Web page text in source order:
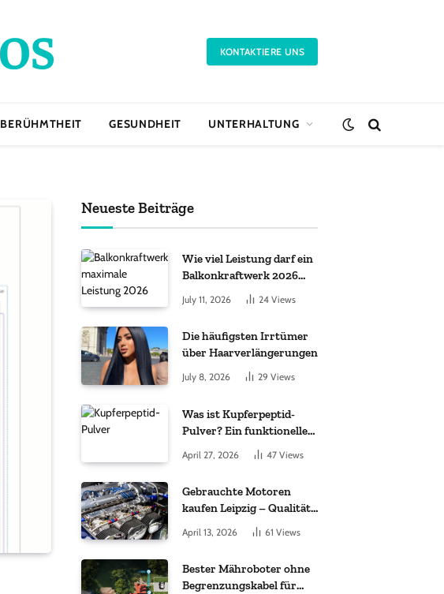
KONTAKTIERE UNS
BERÜHMTHEIT GESUNDHEIT UNTERHALTUNG
Neueste Beiträge
Wie viel Leistung darf ein
Balkonkraftwerk 2026
July 11, 2026 24 Views
Die häufigsten Irrtümer
über Haarverlängerungen
July 8, 2026 29 Views
Was ist Kupferpeptid-
Pulver? Ein funktioneller
Komplex aus „kleinem
Molekül + Metall“
April 27, 2026 47 Views
Gebrauchte Motoren
kaufen Leipzig – Qualität,
Garantie und weltweite
Lieferung im Fokus
April 13, 2026 61 Views
Bester Mähroboter ohne
Begrenzungskabel für